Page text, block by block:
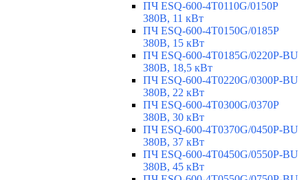
ПЧ ESQ-600-4T0110G/0150P
380В, 11 кВт
ПЧ ESQ-600-4T0150G/0185P
380В, 15 кВт
ПЧ ESQ-600-4T0185G/0220P-BU
380В, 18,5 кВт
ПЧ ESQ-600-4T0220G/0300P-BU
380В, 22 кВт
ПЧ ESQ-600-4T0300G/0370P
380В, 30 кВт
ПЧ ESQ-600-4T0370G/0450P-BU
380В, 37 кВт
ПЧ ESQ-600-4T0450G/0550P-BU
380В, 45 кВт